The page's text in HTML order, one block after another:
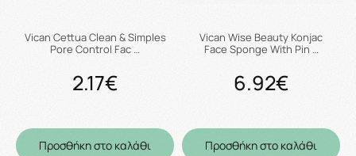
Vican Cettua Clean & Simples
Pore Control Fac …
2.17€
Προσθήκη στο καλάθι
Vican Wise Beauty Konjac
Face Sponge With Pin …
6.92€
Προσθήκη στο καλάθι